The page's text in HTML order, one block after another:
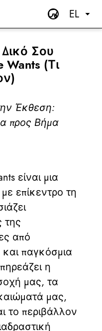
EL
Σου
Wants (Τι
Έκθεση:
προς Βήμα
είναι μια
επίκεντρο τη
της
από
παγκόσμια
η
μας, τα
μας,
το περιβάλλον